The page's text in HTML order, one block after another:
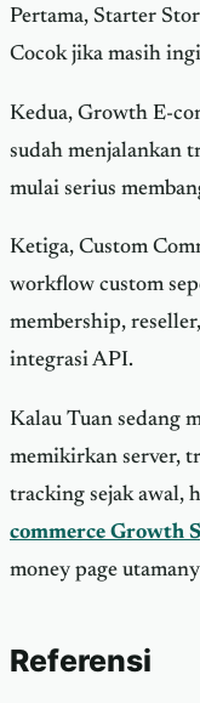
Pertama, Starter
Cocok jika masih
Kedua, Growth E-
sudah menjalankan
mulai serius
Ketiga, Custom
workflow custom
membership,
integrasi API.
Kalau Tuan sedang
memikirkan server,
tracking sejak awal,
commerce Growth
money page
Referensi